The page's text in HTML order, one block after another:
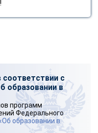
с
образовании в
программ
Федерального
образовании в